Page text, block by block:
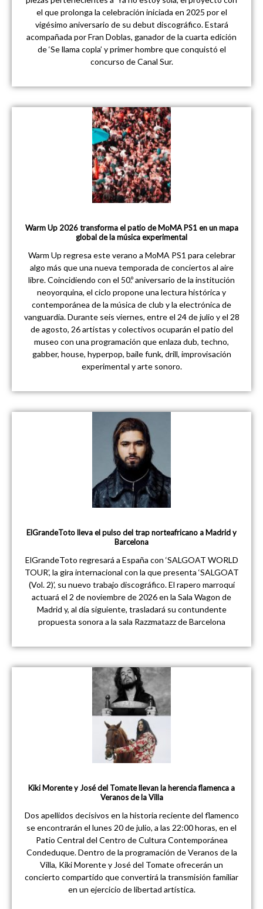
el que prolonga la celebración iniciada en 2025 por el
vigésimo aniversario de su debut discográfico. Estará
acompañada por Fran Doblas, ganador de la cuarta edición
de ‘Se llama copla’ y primer hombre que conquistó el
concurso de Canal Sur.
Warm Up 2026 transforma el patio de MoMA PS1 en un mapa
global de la música experimental
Warm Up regresa este verano a MoMA PS1 para celebrar
algo más que una nueva temporada de conciertos al aire
libre. Coincidiendo con el 50.º aniversario de la institución
neoyorquina, el ciclo propone una lectura histórica y
contemporánea de la música de club y la electrónica de
vanguardia. Durante seis viernes, entre el 24 de julio y el 28
de agosto, 26 artistas y colectivos ocuparán el patio del
museo con una programación que enlaza dub, techno,
gabber, house, hyperpop, baile funk, drill, improvisación
experimental y arte sonoro.
ElGrandeToto lleva el pulso del trap norteafricano a Madrid y
Barcelona
ElGrandeToto regresará a España con ‘SALGOAT WORLD
TOUR’, la gira internacional con la que presenta ‘SALGOAT
(Vol. 2)’, su nuevo trabajo discográfico. El rapero marroquí
actuará el 2 de noviembre de 2026 en la Sala Wagon de
Madrid y, al día siguiente, trasladará su contundente
propuesta sonora a la sala Razzmatazz de Barcelona
Kiki Morente y José del Tomate llevan la herencia flamenca a
Veranos de la Villa
Dos apellidos decisivos en la historia reciente del flamenco
se encontrarán el lunes 20 de julio, a las 22:00 horas, en el
Patio Central del Centro de Cultura Contemporánea
Condeduque. Dentro de la programación de Veranos de la
Villa, Kiki Morente y José del Tomate ofrecerán un
concierto compartido que convertirá la transmisión familiar
en un ejercicio de libertad artística.